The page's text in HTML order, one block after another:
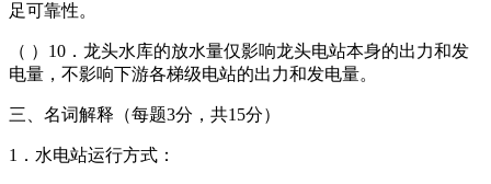
足可靠性。
（ ）10．龙头水库的放水量仅影响龙头电站本身的出力和发
电量，不影响下游各梯级电站的出力和发电量。
三、名词解释（每题3分，共15分）
1．水电站运行方式：